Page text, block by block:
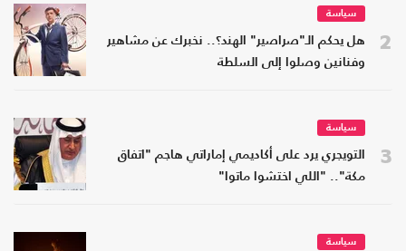
2
سياسة
هل يحكم الـ"صراصير" الهند؟.. نخبرك عن مشاهير
وفنانين وصلوا إلى السلطة
3
سياسة
التويجري يرد على أكاديمي إماراتي هاجم "اتفاق
مكة".. "اللي اختشوا ماتوا"
سياسة